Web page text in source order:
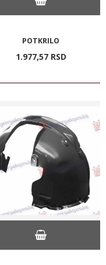
POTKRILO
1.977,57 RSD